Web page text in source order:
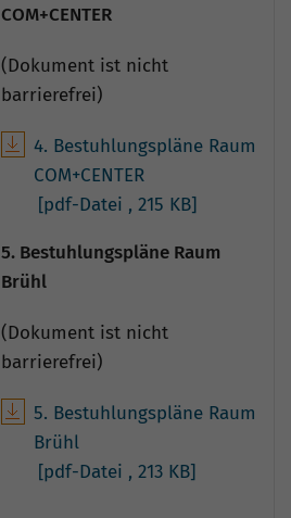
COM+CENTER
(Dokument ist nicht
barrierefrei)
4. Bestuhlungspläne Raum
COM+CENTER
[pdf-Datei , 215 KB]
5. Bestuhlungspläne Raum
Brühl
(Dokument ist nicht
barrierefrei)
5. Bestuhlungspläne Raum
Brühl
[pdf-Datei , 213 KB]